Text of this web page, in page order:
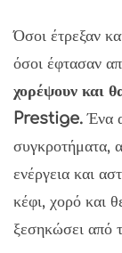
Όσοι έτρεξαν
όσοι έφτασαν
χορέψουν και
Prestige. Ένα
συγκροτήματα,
ενέργεια και
κέφι, χορό και
ξεσηκώσει από